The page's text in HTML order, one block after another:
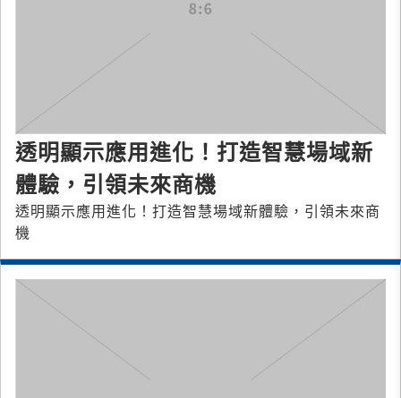
透明顯示應用進化！打造智慧場域新
體驗，引領未來商機
透明顯示應用進化！打造智慧場域新體驗，引領未來商
機